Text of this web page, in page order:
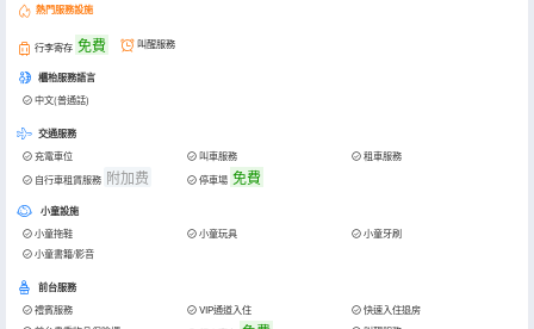
熱門服務設施
行李寄存 免費 叫醒服務
櫃枱服務語言
中文(普通話)
交通服務
充電車位 叫車服務
租車服務
自行車租賃服務 附加费 停車場 免費
小童設施
小童拖鞋 小童玩具
小童牙刷
小童書籍/影音
前台服務
禮賓服務 VIP通道入住
快速入住退房